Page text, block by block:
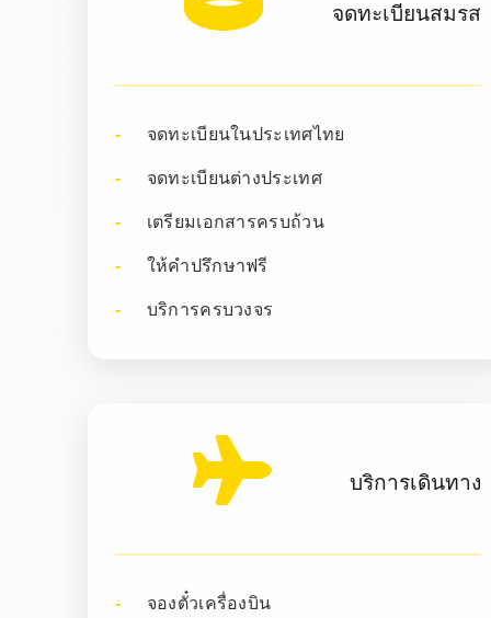
จดทะเบียนสมรส
จดทะเบียนในประเทศไทย
จดทะเบียนต่างประเทศ
เตรียมเอกสารครบถ้วน
ให้คำปรึกษาฟรี
บริการครบวงจร
บริการเดินทาง
จองตั๋วเครื่องบิน